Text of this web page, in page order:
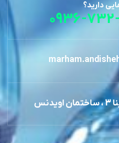
دارید؟
0936-